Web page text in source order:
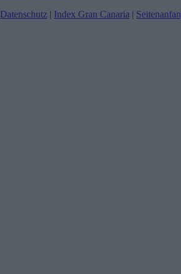
Datenschutz | Index Gran Canaria |